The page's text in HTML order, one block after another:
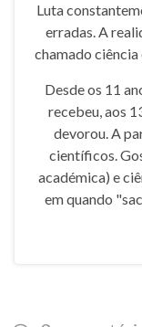
Luta
erradas. A
chamado ciência
Desde os 11
recebeu, aos
devorou. A
científicos.
académica) e
em quando